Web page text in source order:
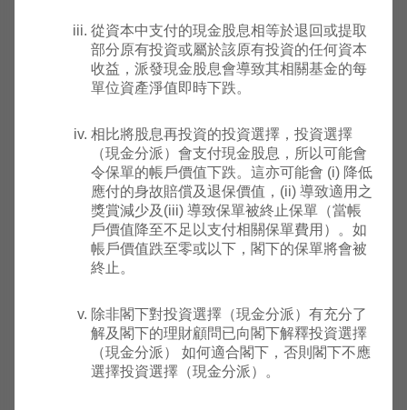
(A類
別)
高
霸菱投
基金 -
霸菱環
球農業
基金 (A
類別美
元對沖
累積)
2024
年02
月05
日
美
元
3.4240
高
國聯接
基金
月04
日
元
57.0900
霸菱傘
從資本中支付的現金股息相等於退回或提取
部分原有投資或屬於該原有投資的任何資本
收益，派發現金股息會導致其相關基金的每
單位資產淨值即時下跌。
相比將股息再投資的投資選擇，投資選擇
（現金分派）會支付現金股息，所以可能會
令保單的帳戶價值下跌。這亦可能會 (i) 降低
應付的身故賠償及退保價值，(ii) 導致適用之
獎賞減少及(iii) 導致保單被終止保單（當帳
戶價值降至不足以支付相關保單費用）。如
帳戶價值跌至零或以下，閣下的保單將會被
終止。
除非閣下對投資選擇（現金分派）有充分了
解及閣下的理財顧問已向閣下解釋投資選擇
（現金分派） 如何適合閣下，否則閣下不應
選擇投資選擇（現金分派）。